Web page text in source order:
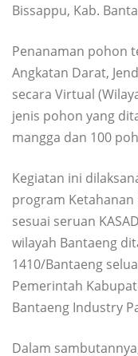
Bissappu, Kab.
Penanaman pohon
Angkatan Darat,
secara Virtual
jenis pohon yang
mangga dan 100
Kegiatan ini
program Ketahanan
sesuai seruan
wilayah Bantaeng
1410/Bantaeng
Pemerintah
Bantaeng Industry
Dalam